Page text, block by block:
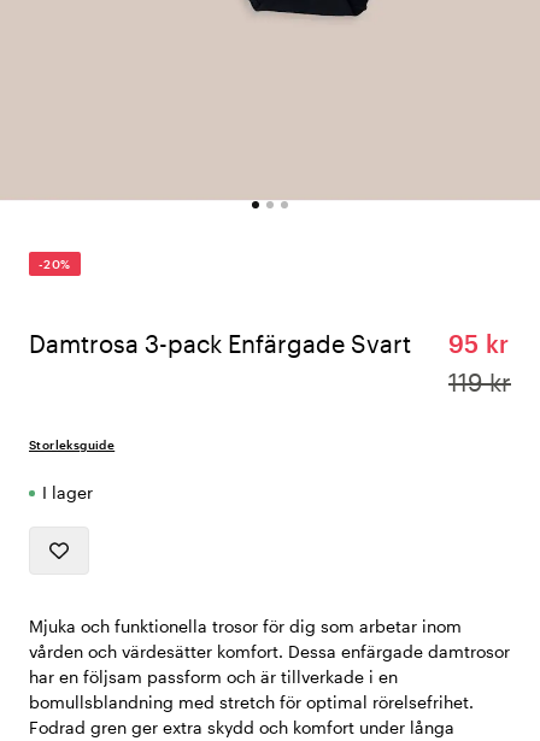
-20%
Damtrosa 3-pack Enfärgade Svart
95 kr
119 kr
Storleksguide
I lager
Mjuka och funktionella trosor för dig som arbetar inom
vården och värdesätter komfort. Dessa enfärgade damtrosor
har en följsam passform och är tillverkade i en
bomullsblandning med stretch för optimal rörelsefrihet.
Fodrad gren ger extra skydd och komfort under långa